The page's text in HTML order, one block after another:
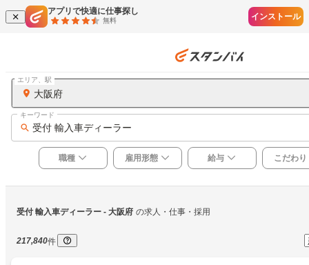
アプリで快適に仕事探し
無料 インストール
大阪府
エリア、駅
受付 輸入車ディーラー
キーワード
職種 雇用形態 給与 こだわり
受付 輸入車ディーラー - 大阪府 の求人・仕事・採用
217,840件